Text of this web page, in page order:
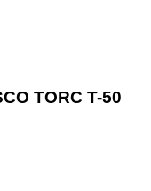
TORC T-50